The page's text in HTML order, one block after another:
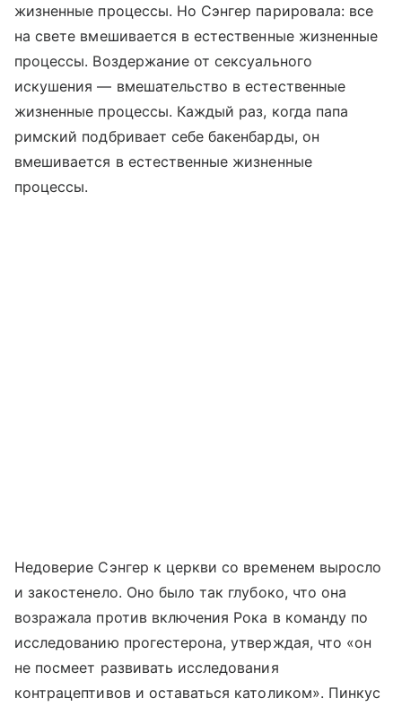
жизненные процессы. Но Сэнгер парировала: все
на свете вмешивается в естественные жизненные
процессы. Воздержание от сексуального
искушения — вмешательство в естественные
жизненные процессы. Каждый раз, когда папа
римский подбривает себе бакенбарды, он
вмешивается в естественные жизненные
процессы.
Недоверие Сэнгер к церкви со временем выросло
и закостенело. Оно было так глубоко, что она
возражала против включения Рока в команду по
исследованию прогестерона, утверждая, что «он
не посмеет развивать исследования
контрацептивов и оставаться католиком». Пинкус